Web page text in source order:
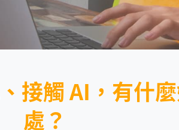
接觸 AI，有什
處？